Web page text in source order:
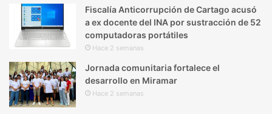
Fiscalía Anticorrupción de Cartago acusó
a ex docente del INA por sustracción de 52
computadoras portátiles
Hace 2 semanas
Jornada comunitaria fortalece el
desarrollo en Miramar
Hace 2 semanas